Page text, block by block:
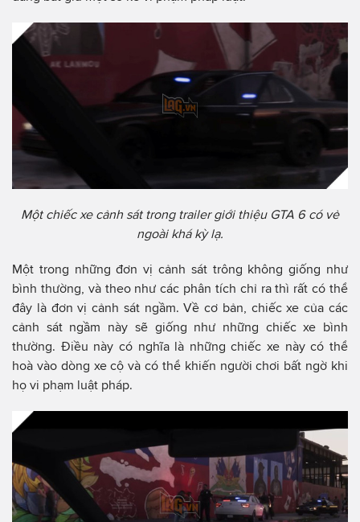
Một chiếc xe cảnh sát trong trailer giới thiệu GTA 6 có vẻ
ngoài khá kỳ lạ.
Một trong những đơn vị cảnh sát trông không giống như
bình thường, và theo như các phân tích chỉ ra thì rất có thể
đây là đơn vị cảnh sát ngầm. Về cơ bản, chiếc xe của các
cảnh sát ngầm này sẽ giống như những chiếc xe bình
thường. Điều này có nghĩa là những chiếc xe này có thể
hoà vào dòng xe cộ và có thể khiến người chơi bất ngờ khi
họ vi phạm luật pháp.